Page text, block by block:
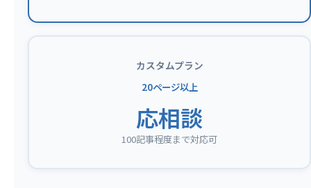
カスタムプラン
20ページ以上
応相談
100記事程度まで対応可